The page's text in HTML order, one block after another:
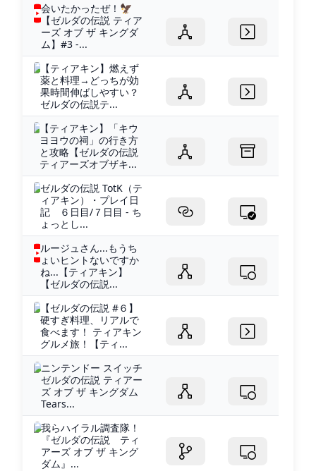
会いたかったぜ！🦅
【ゼルダの伝説 ティア
ーズ オブ ザ キングダ
ム】#3 -...
【ティアキン】燃えず
薬と料理→どっちが効
果時間伸ばしやすい？
ゼルダの伝説テ...
【ティアキン】「キウ
ヨヨウの祠」の行き方
と攻略【ゼルダの伝説
ティアーズオブザキ...
ゼルダの伝説 TotK（テ
ィアキン）・プレイ日
記 ６日目/７日目 - ち
ょっとし...
ルージュさん...もうち
ょいヒントないですか
ね...【ティアキン】
【ゼルダの伝説...
【ゼルダの伝説 #６】
硬すぎ料理、リアルで
食べます！ ティアキン
グルメ旅！【ティ...
ニンテンドー スイッチ
ゼルダの伝説 ティアー
ズ オブ ザ キングダム
Tears...
我らハイラル調査隊！
『ゼルダの伝説 ティ
アーズ オブ ザ キング
ダム』...